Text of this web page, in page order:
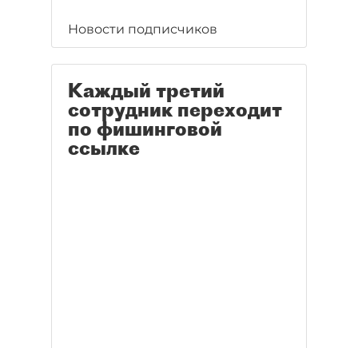
Новости подписчиков
Каждый третий
сотрудник переходит
по фишинговой
ссылке